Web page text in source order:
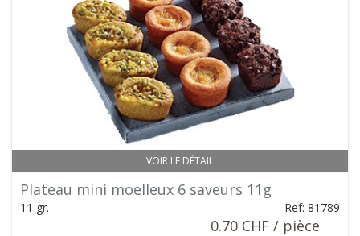
VOIR LE DÉTAIL
Plateau mini moelleux 6 saveurs 11g
11 gr. Ref: 81789
0.70 CHF / pièce